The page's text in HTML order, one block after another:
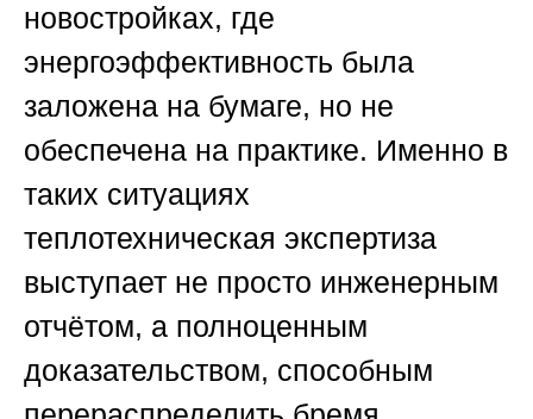
новостройках, где
энергоэффективность была
заложена на бумаге, но не
обеспечена на практике. Именно в
таких ситуациях
теплотехническая экспертиза
выступает не просто инженерным
отчётом, а полноценным
доказательством, способным